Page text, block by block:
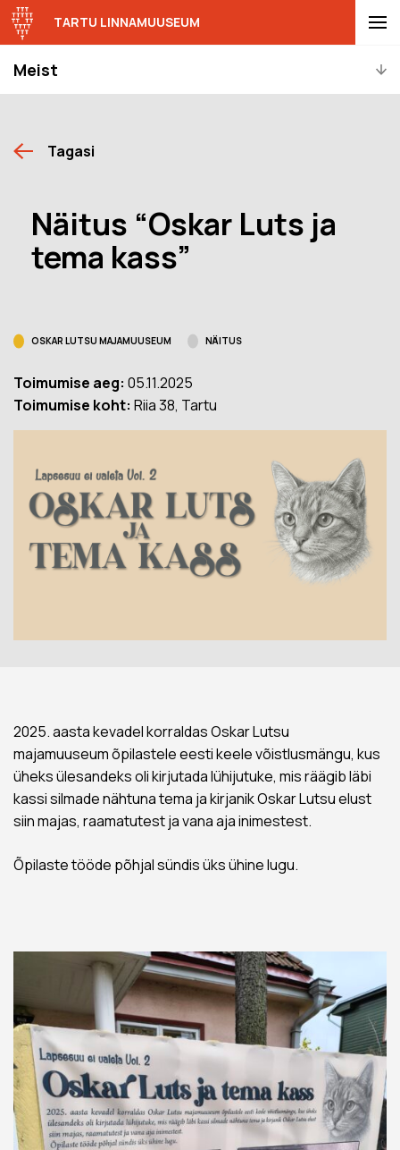
Meist
TARTU LINNAMUUSEUM
Tagasi
Näitus “Oskar Luts ja
tema kass”
OSKAR LUTSU MAJAMUUSEUM NÄITUS
Toimumise aeg: 05.11.2025
Toimumise koht: Riia 38, Tartu
2025. aasta kevadel korraldas Oskar Lutsu
majamuuseum õpilastele eesti keele võistlusmängu, kus
üheks ülesandeks oli kirjutada lühijutuke, mis räägib läbi
kassi silmade nähtuna tema ja kirjanik Oskar Lutsu elust
siin majas, raamatutest ja vana aja inimestest.
Õpilaste tööde põhjal sündis üks ühine lugu.